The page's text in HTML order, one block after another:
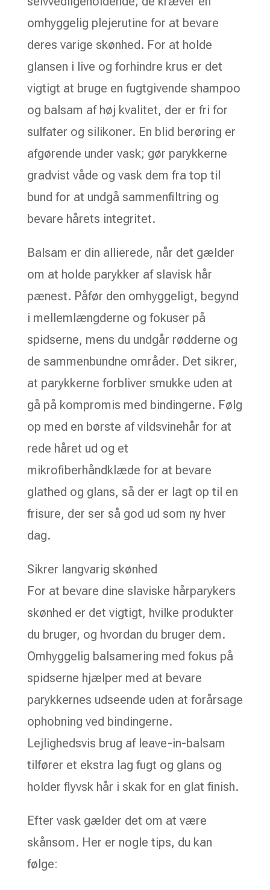
omhyggelig plejerutine for at bevare
deres varige skønhed. For at holde
glansen i live og forhindre krus er det
vigtigt at bruge en fugtgivende shampoo
og balsam af høj kvalitet, der er fri for
sulfater og silikoner. En blid berøring er
afgørende under vask; gør parykkerne
gradvist våde og vask dem fra top til
bund for at undgå sammenfiltring og
bevare hårets integritet.
Balsam er din allierede, når det gælder
om at holde parykker af slavisk hår
pænest. Påfør den omhyggeligt, begynd
i mellemlængderne og fokuser på
spidserne, mens du undgår rødderne og
de sammenbundne områder. Det sikrer,
at parykkerne forbliver smukke uden at
gå på kompromis med bindingerne. Følg
op med en børste af vildsvinehår for at
rede håret ud og et
mikrofiberhåndklæde for at bevare
glathed og glans, så der er lagt op til en
frisure, der ser så god ud som ny hver
dag.
Sikrer langvarig skønhed
For at bevare dine slaviske hårparykers
skønhed er det vigtigt, hvilke produkter
du bruger, og hvordan du bruger dem.
Omhyggelig balsamering med fokus på
spidserne hjælper med at bevare
parykkernes udseende uden at forårsage
ophobning ved bindingerne.
Lejlighedsvis brug af leave-in-balsam
tilfører et ekstra lag fugt og glans og
holder flyvsk hår i skak for en glat finish.
Efter vask gælder det om at være
skånsom. Her er nogle tips, du kan
følge: